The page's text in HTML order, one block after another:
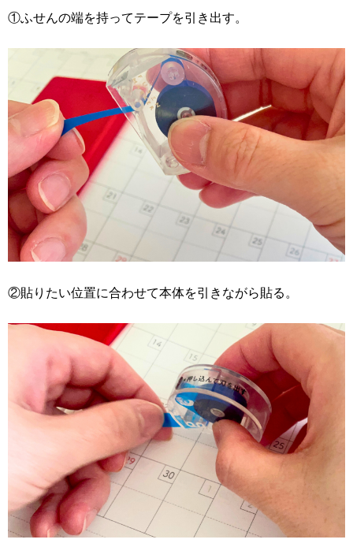
①ふせんの端を持ってテープを引き出す。
②貼りたい位置に合わせて本体を引きながら貼る。